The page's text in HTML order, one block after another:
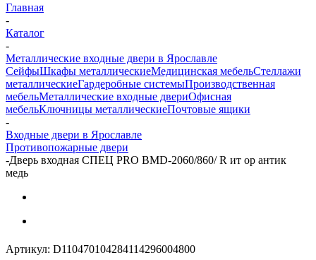
Главная
-
Каталог
-
Металлические входные двери в Ярославле
СейфыШкафы металлическиеМедицинская мебельСтеллажи
металлическиеГардеробные системыПроизводственная
мебельМеталлические входные двериОфисная
мебельКлючницы металлическиеПочтовые ящики
-
Входные двери в Ярославле
Противопожарные двери
-Дверь входная СПЕЦ PRO BMD-2060/860/ R ит ор антик
медь
Артикул: D110470104284114296004800